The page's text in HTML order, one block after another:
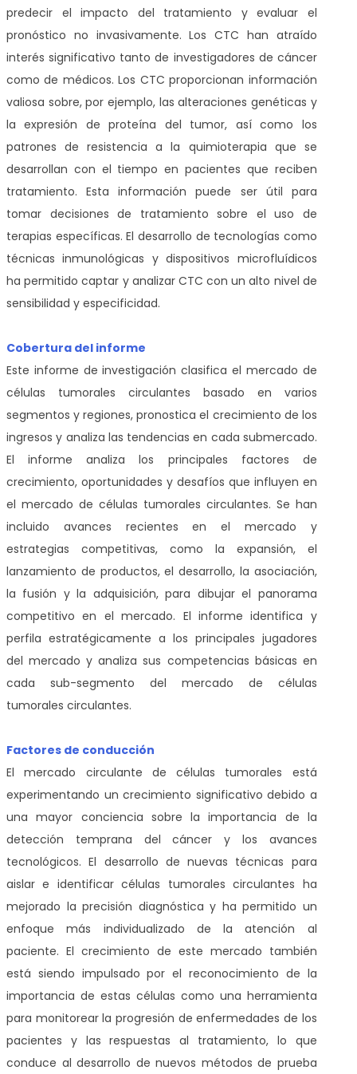
predecir el impacto del tratamiento y evaluar el
pronóstico no invasivamente. Los CTC han atraído
interés significativo tanto de investigadores de cáncer
como de médicos. Los CTC proporcionan información
valiosa sobre, por ejemplo, las alteraciones genéticas y
la expresión de proteína del tumor, así como los
patrones de resistencia a la quimioterapia que se
desarrollan con el tiempo en pacientes que reciben
tratamiento. Esta información puede ser útil para
tomar decisiones de tratamiento sobre el uso de
terapias específicas. El desarrollo de tecnologías como
técnicas inmunológicas y dispositivos microfluídicos
ha permitido captar y analizar CTC con un alto nivel de
sensibilidad y especificidad.
Cobertura del informe
Este informe de investigación clasifica el mercado de
células tumorales circulantes basado en varios
segmentos y regiones, pronostica el crecimiento de los
ingresos y analiza las tendencias en cada submercado.
El informe analiza los principales factores de
crecimiento, oportunidades y desafíos que influyen en
el mercado de células tumorales circulantes. Se han
incluido avances recientes en el mercado y
estrategias competitivas, como la expansión, el
lanzamiento de productos, el desarrollo, la asociación,
la fusión y la adquisición, para dibujar el panorama
competitivo en el mercado. El informe identifica y
perfila estratégicamente a los principales jugadores
del mercado y analiza sus competencias básicas en
cada sub-segmento del mercado de células
tumorales circulantes.
Factores de conducción
El mercado circulante de células tumorales está
experimentando un crecimiento significativo debido a
una mayor conciencia sobre la importancia de la
detección temprana del cáncer y los avances
tecnológicos. El desarrollo de nuevas técnicas para
aislar e identificar células tumorales circulantes ha
mejorado la precisión diagnóstica y ha permitido un
enfoque más individualizado de la atención al
paciente. El crecimiento de este mercado también
está siendo impulsado por el reconocimiento de la
importancia de estas células como una herramienta
para monitorear la progresión de enfermedades de los
pacientes y las respuestas al tratamiento, lo que
conduce al desarrollo de nuevos métodos de prueba